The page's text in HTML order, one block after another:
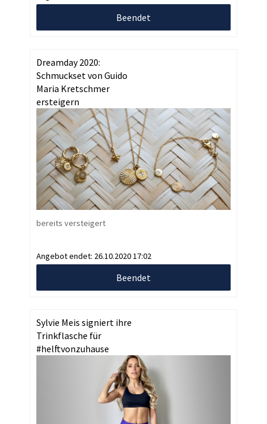
Beendet
Dreamday 2020:
Schmuckset von Guido
Maria Kretschmer
ersteigern
bereits versteigert
Angebot endet: 26.10.2020 17:02
Beendet
Sylvie Meis signiert ihre
Trinkflasche für
#helftvonzuhause